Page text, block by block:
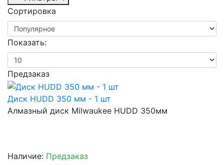
Сортировка
Показать:
Предзаказ
Диск HUDD 350 мм - 1 шт
Алмазный диск Milwaukee HUDD 350мм
Наличие: Предзаказ